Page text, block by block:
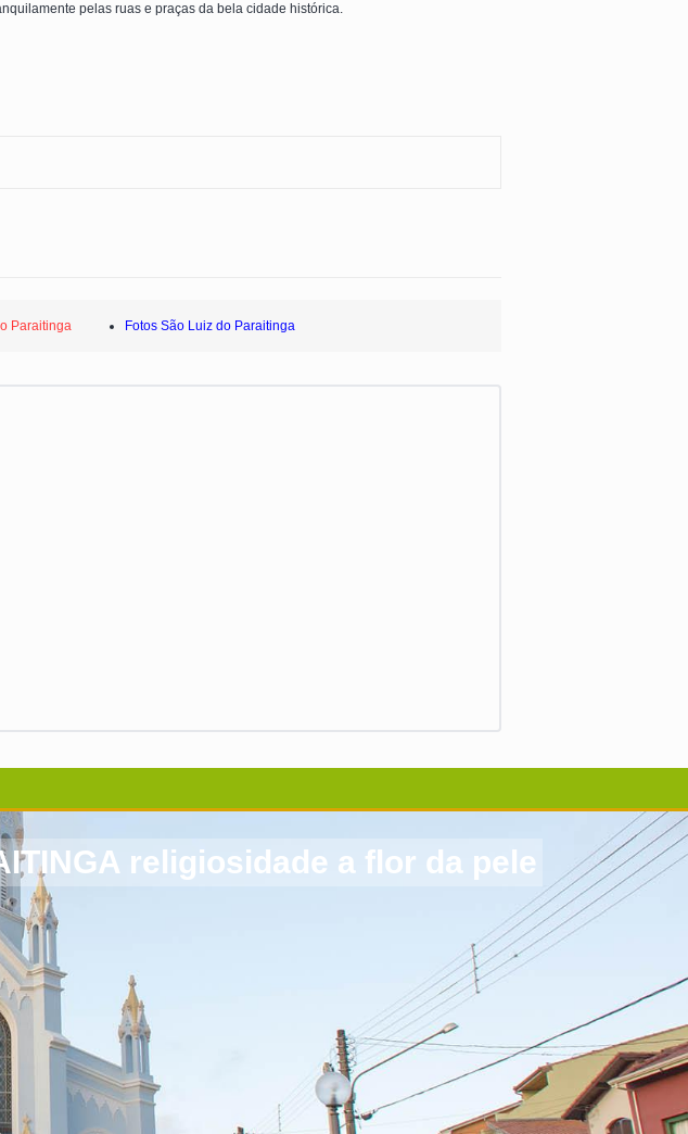
pelas ruas e praças da bela cidade histórica.
Paraitinga Fotos São Luiz do Paraitinga
religiosidade a flor da pele